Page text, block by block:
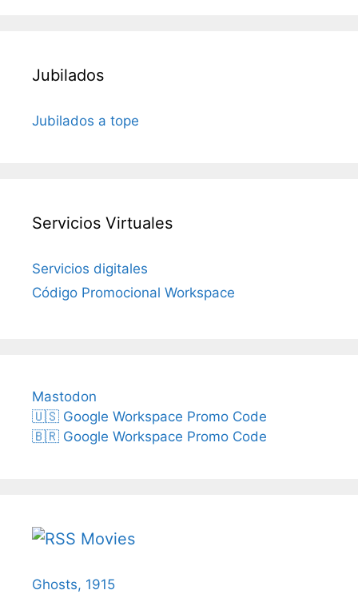
Jubilados
Jubilados a tope
Servicios Virtuales
Servicios digitales
Código Promocional Workspace
Mastodon
🇺🇸 Google Workspace Promo Code
🇧🇷 Google Workspace Promo Code
Movies
Ghosts, 1915